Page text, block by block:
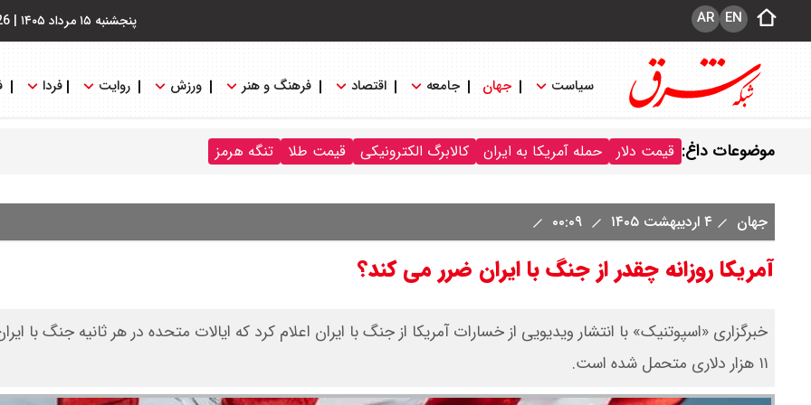
پنجشنبه ۱۵ مرداد ۱۴۰۵ | EN
AR
سیاست جهان جامعه اقتصاد فرهنگ و هنر ورزش روایت فردا
موضوعات داغ: قیمت دلار حمله آمریکا به ایران کالابرگ الکترونیکی قیمت طلا تنگه هرمز
جهان ۴ اردیبهشت ۱۴۰۵
آمریکا روزانه چقدر از جنگ با ایران ضرر می کند؟
خبرگزاری «اسپوتنیک» با انتشار ویدیویی از خسارات آمریکا از جنگ با ایران اعلام کرد که ایالات متحده در هر ثانیه جنگ با
۱۱ هزار دلاری متحمل شده است.